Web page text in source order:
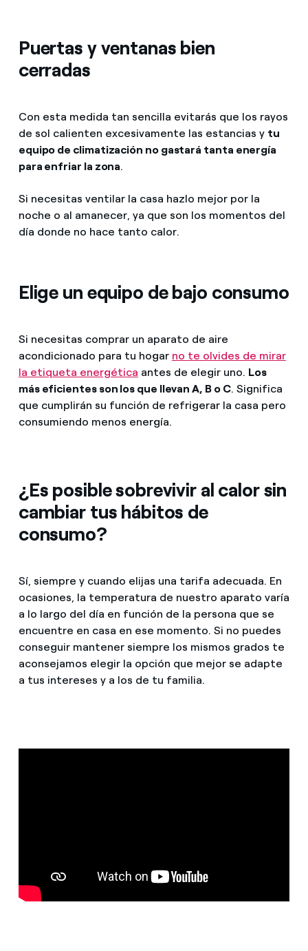
Puertas y ventanas bien
cerradas
Con esta medida tan sencilla evitarás que los rayos
de sol calienten excesivamente las estancias y tu
equipo de climatización no gastará tanta energía
para enfriar la zona.
Si necesitas ventilar la casa hazlo mejor por la
noche o al amanecer, ya que son los momentos del
día donde no hace tanto calor.
Elige un equipo de bajo consumo
Si necesitas comprar un aparato de aire
acondicionado para tu hogar no te olvides de mirar
la etiqueta energética antes de elegir uno. Los
más eficientes son los que llevan A, B o C. Significa
que cumplirán su función de refrigerar la casa pero
consumiendo menos energía.
¿Es posible sobrevivir al calor sin
cambiar tus hábitos de
consumo?
Sí, siempre y cuando elijas una tarifa adecuada. En
ocasiones, la temperatura de nuestro aparato varía
a lo largo del día en función de la persona que se
encuentre en casa en ese momento. Si no puedes
conseguir mantener siempre los mismos grados te
aconsejamos elegir la opción que mejor se adapte
a tus intereses y a los de tu familia.